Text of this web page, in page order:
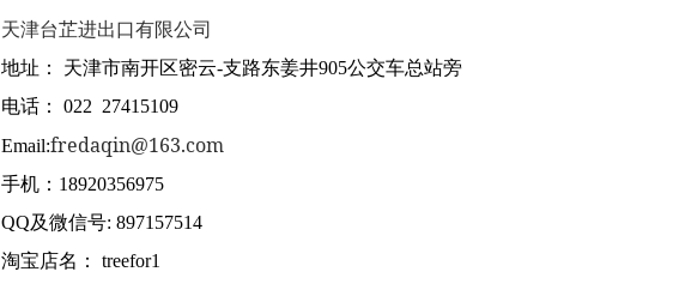
天津台芷进出口有限公司
地址： 天津市南开区密云-支路东姜井905公交车总站旁
电话： 022 27415109
Email:fredaqin@163.com
手机： 18920356975
QQ及微信号: 897157514
淘宝店名：
treefor1